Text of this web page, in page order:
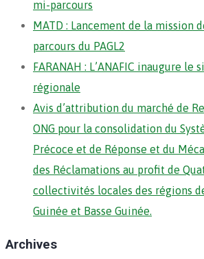
mi-parcours
MATD : Lancement de la mission
parcours du PAGL2
FARANAH : L’ANAFIC inaugure le
régionale
Avis d’attribution du marché de
ONG pour la consolidation du
Précoce et de Réponse et du
des Réclamations au profit de
collectivités locales des régions
Guinée et Basse Guinée.
Archives